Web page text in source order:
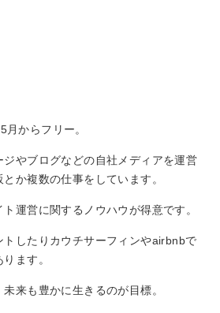
からフリー。
やブログなどの自社メディアを運営
か複数の仕事をしています。
運営に関するノウハウが得意です。
トしたりカウチサーフィンやairbnbで
ます。
来も豊かに生きるのが目標。